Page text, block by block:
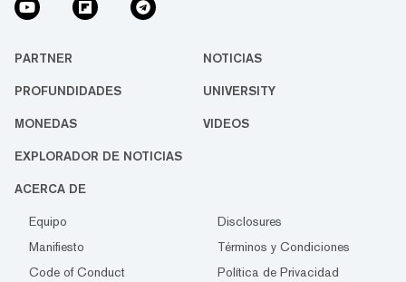
PARTNER NOTICIAS
PROFUNDIDADES UNIVERSITY
MONEDAS VIDEOS
EXPLORADOR DE NOTICIAS
ACERCA DE
Equipo
Disclosures
Manifiesto
Términos y Condiciones
Code of Conduct
Política de Privacidad